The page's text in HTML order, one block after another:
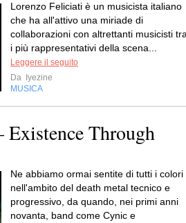
Lorenzo Feliciati è un musicista italiano
che ha all'attivo una miriade di
collaborazioni con altrettanti musicisti
i più rappresentativi della scena...
Leggere il seguito
Da
Iyezine
MUSICA
Existence Through
Ne abbiamo ormai sentite di tutti i colori
nell'ambito del death metal tecnico e
progressivo, da quando, nei primi anni
novanta, band come Cynic e